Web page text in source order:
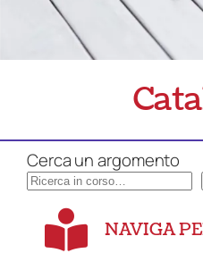
Cerca un argomento
NAVIGA